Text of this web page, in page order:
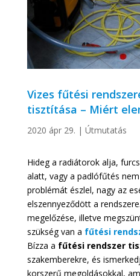
Vizes fűtési
tisztítása – Miért
2020 ápr 29. | Útmutatás
Hideg a radiátorok alja,
alatt, vagy a padlófűtés
problémát észlel, nagy az
elszennyeződött a
megelőzése, illetve
szükség van a fűtési
Bízza a fűtési rendszer
szakemberekre, és
korszerű megoldásokkal,